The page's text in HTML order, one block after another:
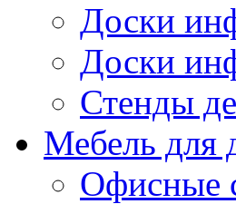
Доски
Доски
Стенды
Мебель для
Офисные